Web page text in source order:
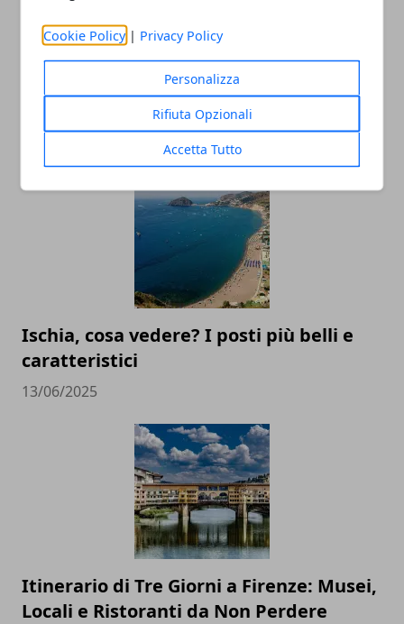
Cookie Policy | Privacy Policy
Personalizza
Rifiuta Opzionali
Accetta Tutto
ARTICOLI CORRELATI
Ischia, cosa vedere? I posti più belli e
caratteristici
13/06/2025
Itinerario di Tre Giorni a Firenze: Musei,
Locali e Ristoranti da Non Perdere